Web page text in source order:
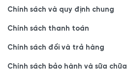
Chính sách và quy định chung
Chính sách thanh toán
Chính sách đổi và trả hàng
Chính sách bảo hành và sữa chữa